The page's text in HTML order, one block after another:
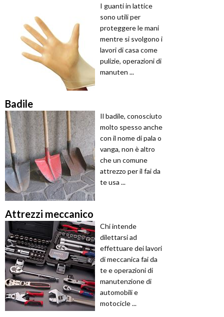
I guanti in lattice
sono utili per
proteggere le mani
mentre si svolgono i
lavori di casa come
pulizie, operazioni di
manuten ...
Badile
Il badile, conosciuto
molto spesso anche
con il nome di pala o
vanga, non è altro
che un comune
attrezzo per il fai da
te usa ...
Attrezzi meccanico
Chi intende
dilettarsi ad
effettuare dei lavori
di meccanica fai da
te e operazioni di
manutenzione di
automobili e
motocicle ...